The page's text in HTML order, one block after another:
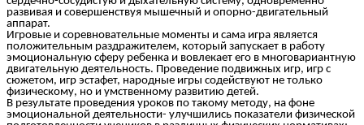
развивая и совершенствуя мышечный и опорно-двигательный
аппарат.
Игровые и соревновательные моменты и сама игра является
положительным раздражителем, который запускает в работу
эмоциональную сферу ребенка и вовлекает его в многовариантную
двигательную деятельность. Проведение подвижных игр, игр с
сюжетом, игр эстафет, народные игры содействуют не только
физическому, но и умственному развитию детей.
В результате проведения уроков по такому методу, на фоне
эмоциональной деятельности- улучшились показатели физической